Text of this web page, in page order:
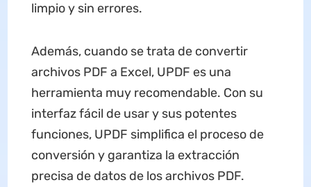
limpio y sin errores.
Además, cuando se trata de convertir
archivos PDF a Excel, UPDF es una
herramienta muy recomendable. Con su
interfaz fácil de usar y sus potentes
funciones, UPDF simplifica el proceso de
conversión y garantiza la extracción
precisa de datos de los archivos PDF.